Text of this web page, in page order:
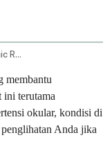
Apraclonidine Ophthalmic Route
membantu
ini terutama
okular, kondisi di
Anda jika